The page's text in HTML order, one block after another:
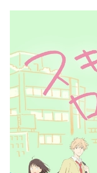
アニメ映画一覧
春アニメ
秋アニメ
男性声優/女性声優一覧